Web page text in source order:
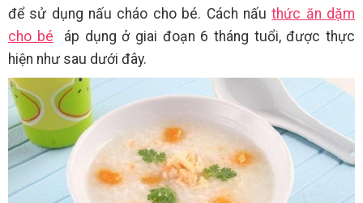
để sử dụng nấu cháo cho bé. Cách nấuthức ăn dặm
cho bé áp dụng ở giai đoạn 6 tháng tuổi, được thực
hiện như sau dưới đây.